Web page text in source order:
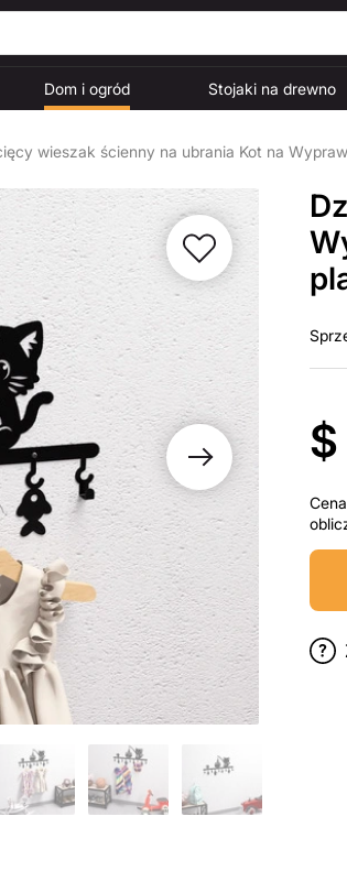
Dom i ogród Stojaki na drewno
wieszak ścienny na ubrania Kot na